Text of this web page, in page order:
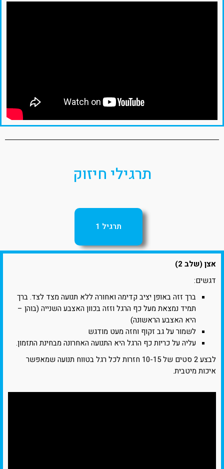
תרגילי חיזוק
תרגיל 1
אצן (שלב 2)
דגשים:
ברך זזה באופן יציב קדימה ואחורה ללא תנועה מצד לצד. ברך
תמיד נמצאת מעל כף הרגל וזזה בכוון האצבע השנייה (בוהן –
היא האצבע הראשונה)
לשמור על גב זקוף וחזה מעט מודגש
עליה על כריות כף הרגל היא התנועה האחרונה מבחינת התזמון.
לבצע 2 סטים של 10-15 חזרות לכל רגל בטווח תנועה שמאפשר
איכות מיטבית.